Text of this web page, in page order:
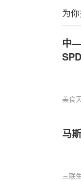
为
中
美食
马
三联